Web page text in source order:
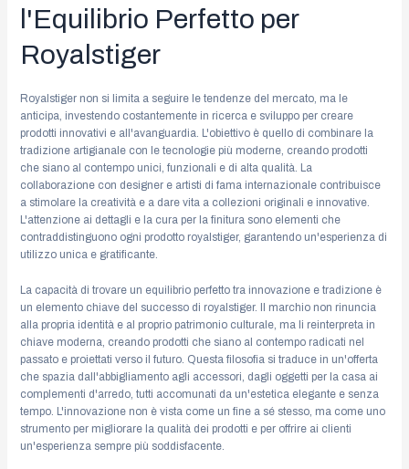
l'Equilibrio Perfetto per
Royalstiger
Royalstiger non si limita a seguire le tendenze del mercato, ma le
anticipa, investendo costantemente in ricerca e sviluppo per creare
prodotti innovativi e all'avanguardia. L'obiettivo è quello di combinare la
tradizione artigianale con le tecnologie più moderne, creando prodotti
che siano al contempo unici, funzionali e di alta qualità. La
collaborazione con designer e artisti di fama internazionale contribuisce
a stimolare la creatività e a dare vita a collezioni originali e innovative.
L'attenzione ai dettagli e la cura per la finitura sono elementi che
contraddistinguono ogni prodotto royalstiger, garantendo un'esperienza di
utilizzo unica e gratificante.
La capacità di trovare un equilibrio perfetto tra innovazione e tradizione è
un elemento chiave del successo di royalstiger. Il marchio non rinuncia
alla propria identità e al proprio patrimonio culturale, ma li reinterpreta in
chiave moderna, creando prodotti che siano al contempo radicati nel
passato e proiettati verso il futuro. Questa filosofia si traduce in un'offerta
che spazia dall'abbigliamento agli accessori, dagli oggetti per la casa ai
complementi d'arredo, tutti accomunati da un'estetica elegante e senza
tempo. L'innovazione non è vista come un fine a sé stesso, ma come uno
strumento per migliorare la qualità dei prodotti e per offrire ai clienti
un'esperienza sempre più soddisfacente.